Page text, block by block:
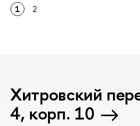
1 2
Хитровский
4, корп. 10